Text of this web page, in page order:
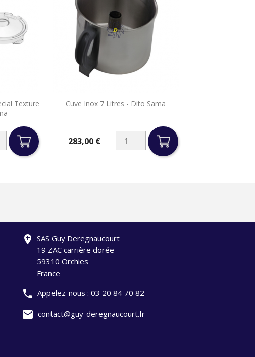
Texture
Cuve Inox 7 Litres - Dito Sama
283,00 €
Aperçu rapide
add_location SAS Guy Deregnaucourt
19 ZAC carrière dorée
59310 Orchies
France
phone Appelez-nous : 03 20 84 70 82
mail contact@guy-deregnaucourt.fr